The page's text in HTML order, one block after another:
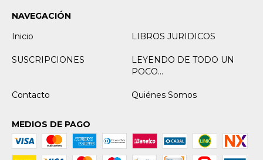
NAVEGACIÓN
Inicio
LIBROS JURIDICOS
SUSCRIPCIONES
LEYENDO DE TODO UN
POCO...
Contacto Quiénes Somos
MEDIOS DE PAGO